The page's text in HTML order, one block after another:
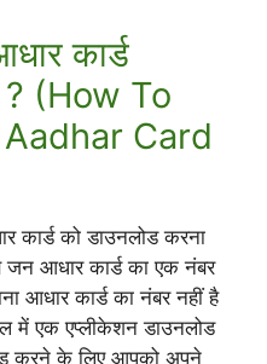
कार्ड
(How To
Card
को डाउनलोड करना
आधार कार्ड का एक नंबर
आधार कार्ड का नंबर नहीं है
में एक एप्लीकेशन डाउनलोड
करने के लिए आपको अपने